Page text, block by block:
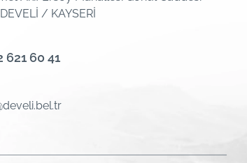
/ KAYSERİ
621 60 41